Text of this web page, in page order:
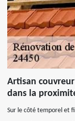
Artisan
dans la
Sur le côté temporel et